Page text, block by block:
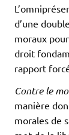
d’une
moraux
droit
rapport
Contre le
manière
morales de